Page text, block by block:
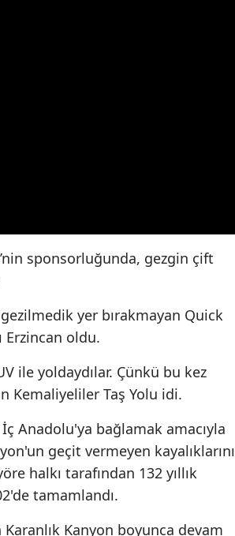
sponsorluğunda, gezgin çift
yer bırakmayan Quick
Erzincan oldu.
ile yoldaydılar. Çünkü bu kez
Kemaliyeliler Taş Yolu idi.
Anadolu'ya bağlamak amacıyla
geçit vermeyen kayalıklarını
halkı tarafından 132 yıllık
tamamlandı.
Karanlık Kanyon boyunca devam